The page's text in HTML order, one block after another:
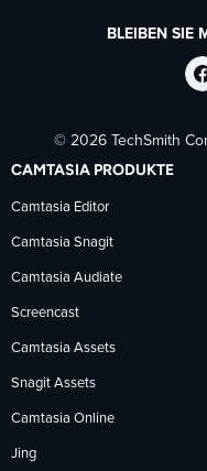
BLEIBEN SIE
© 2026 TechSmith
CAMTASIA PRODUKTE
Camtasia Editor
Camtasia Snagit
Camtasia Audiate
Screencast
Camtasia Assets
Snagit Assets
Camtasia Online
Jing